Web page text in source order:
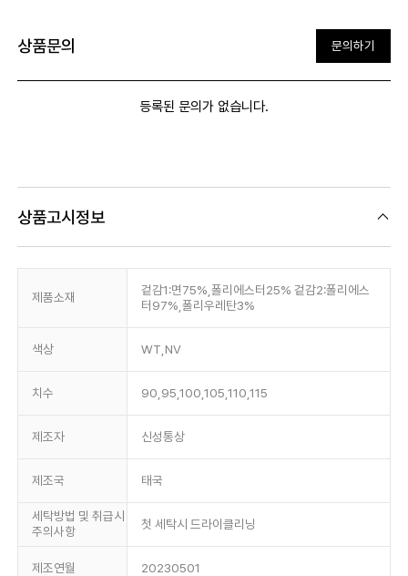
상품문의 문의하기
등록된 문의가 없습니다.
상품고시정보
제품소재
겉감1:면75%,폴리에스터25% 겉감2:폴리에스
터97%,폴리우레탄3%
색상 WT,NV
치수 90,95,100,105,110,115
제조자 신성통상
제조국 태국
세탁방법 및 취급시
주의사항
첫 세탁시 드라이클리닝
제조연월 20230501